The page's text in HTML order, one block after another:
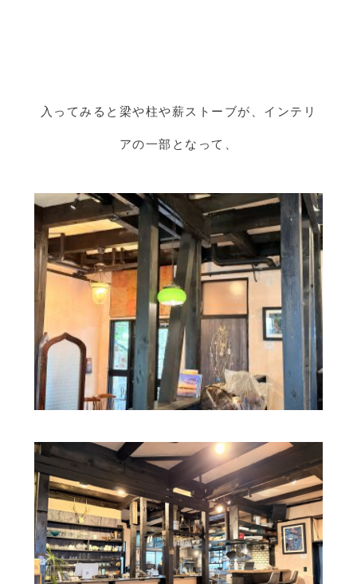
入ってみると梁や柱や薪ストーブが、インテリ
アの一部となって、